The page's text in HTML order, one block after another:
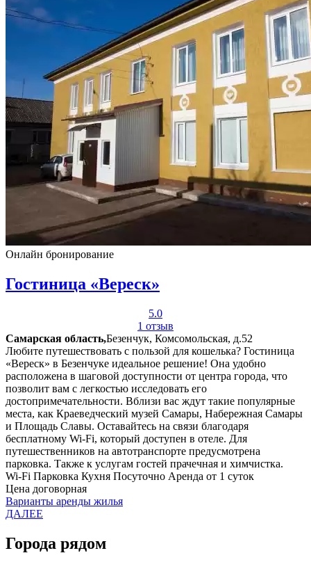
Онлайн бронирование
Гостиница «Вереск»
5.0
1 отзыв
Самарская область,Безенчук, Комсомольская, д.52
Любите путешествовать с пользой для кошелька? Гостиница
«Вереск» в Безенчуке идеальное решение! Она удобно
расположена в шаговой доступности от центра города, что
позволит вам с легкостью исследовать его
достопримечательности. Вблизи вас ждут такие популярные
места, как Краеведческий музей Самары, Набережная Самары
и Площадь Славы. Оставайтесь на связи благодаря
бесплатному Wi-Fi, который доступен в отеле. Для
путешественников на автотранспорте предусмотрена
парковка. Также к услугам гостей прачечная и химчистка.
Wi-Fi Парковка Кухня Посуточно Аренда от 1 суток
Цена договорная
Варианты аренды жилья
ДАЛЕЕ
Города рядом